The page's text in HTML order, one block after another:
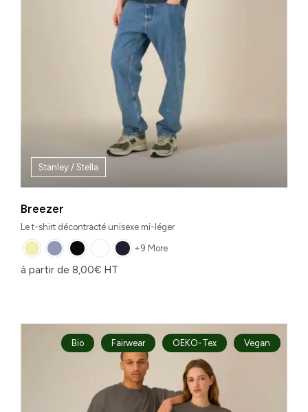
Stanley / Stella
Breezer
Le t-shirt décontracté unisexe mi-léger
+9 More
à partir de 8,00€ HT
Bio Fairwear OEKO-Tex Vegan